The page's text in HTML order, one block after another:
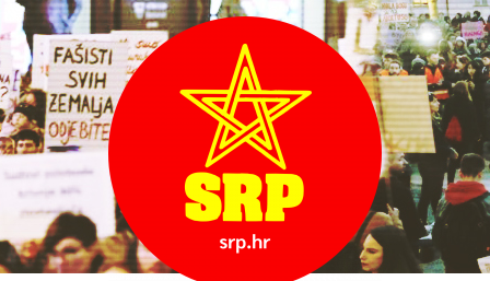
Skip
to
content